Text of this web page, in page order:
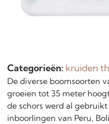
Categorieën: kruiden
De diverse boomsoorten
groeien tot 35 meter
de schors werd al
inboorlingen van Peru,